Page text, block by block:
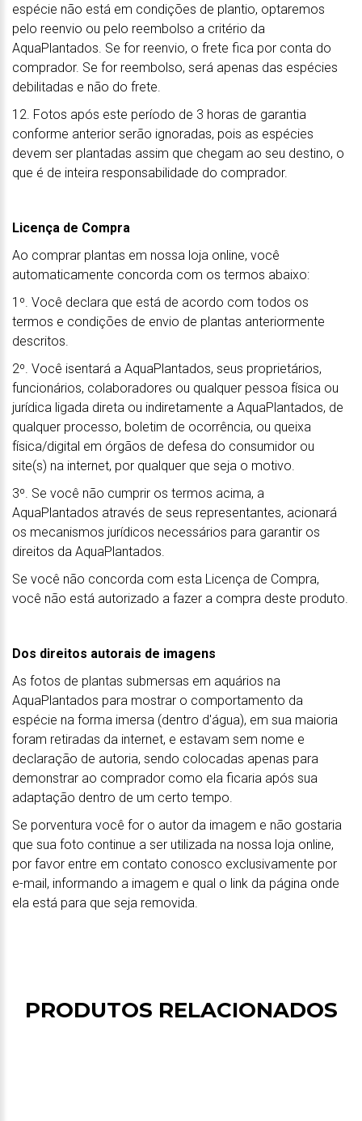
espécie não está em condições de plantio, optaremos
pelo reenvio ou pelo reembolso a critério da
AquaPlantados. Se for reenvio, o frete fica por conta do
comprador. Se for reembolso, será apenas das espécies
debilitadas e não do frete.
12. Fotos após este período de 3 horas de garantia
conforme anterior serão ignoradas, pois as espécies
devem ser plantadas assim que chegam ao seu destino, o
que é de inteira responsabilidade do comprador.
Licença de Compra
Ao comprar plantas em nossa loja online, você
automaticamente concorda com os termos abaixo:
1º. Você declara que está de acordo com todos os
termos e condições de envio de plantas anteriormente
descritos.
2º. Você isentará a AquaPlantados, seus proprietários,
funcionários, colaboradores ou qualquer pessoa física ou
jurídica ligada direta ou indiretamente a AquaPlantados, de
qualquer processo, boletim de ocorrência, ou queixa
física/digital em órgãos de defesa do consumidor ou
site(s) na internet, por qualquer que seja o motivo.
3º. Se você não cumprir os termos acima, a
AquaPlantados através de seus representantes, acionará
os mecanismos jurídicos necessários para garantir os
direitos da AquaPlantados.
Se você não concorda com esta Licença de Compra,
você não está autorizado a fazer a compra deste produto.
Dos direitos autorais de imagens
As fotos de plantas submersas em aquários na
AquaPlantados para mostrar o comportamento da
espécie na forma imersa (dentro d'água), em sua maioria
foram retiradas da internet, e estavam sem nome e
declaração de autoria, sendo colocadas apenas para
demonstrar ao comprador como ela ficaria após sua
adaptação dentro de um certo tempo.
Se porventura você for o autor da imagem e não gostaria
que sua foto continue a ser utilizada na nossa loja online,
por favor entre em contato conosco exclusivamente por
e-mail, informando a imagem e qual o link da página onde
ela está para que seja removida.
PRODUTOS RELACIONADOS